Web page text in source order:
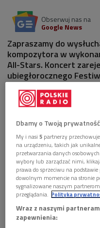
Obserwuj nas na
Google News
Zapraszamy do
kompozytora w
All-Stars. Koncert
ubiegłorocznego
Muzyka Michaela Gordona
słów Alexa Rossa z
"gwałtowność punk rocka,
i bezkompromisowość
jakie w ciągu ostatnich 25
uderzająco różnorodne -
utworów po dzieła
nagrań.
Warto podkreślić bliską
Dbamy o Twoją prywatność
My i nasi5 partnerzy
na urządzeniu, takich jak
przetwarzania danych
wybory lub zarządzać nimi,
prawa do sprzeciwu na
dowolnym momencie na stronie
sygnalizowane naszym
przeglądania. Polityka
Wraz z naszymi
zapewnienia: